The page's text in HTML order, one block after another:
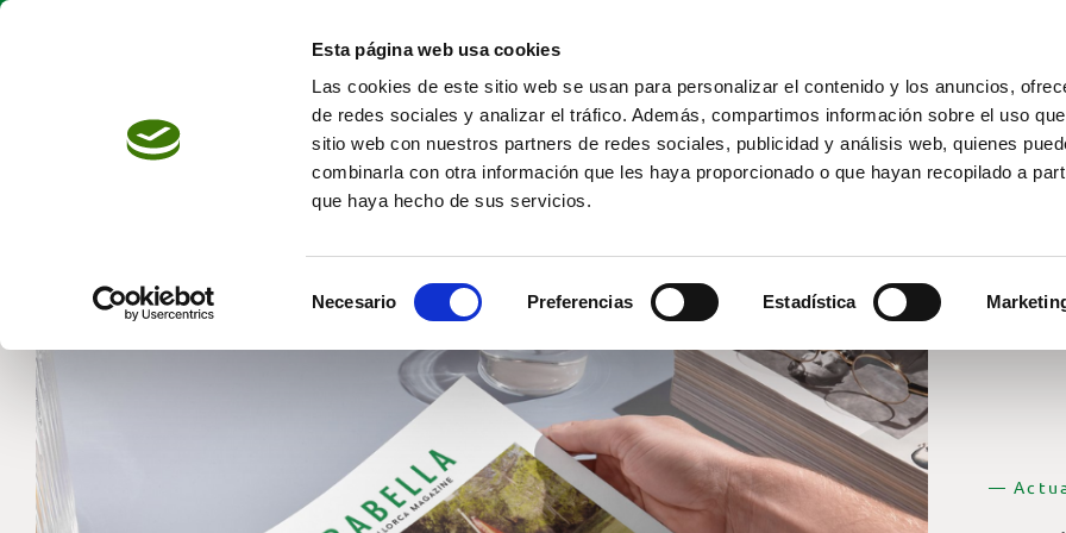
Esta página web usa cookies
Las cookies de este sitio web se usan para personalizar el contenido y los anuncios,
de redes sociales y analizar el tráfico. Además, compartimos información sobre el uso
sitio web con nuestros partners de redes sociales, publicidad y análisis web, quienes
combinarla con otra información que les haya proporcionado o que hayan recopilado a
que haya hecho de sus servicios.
Necesario Preferencias Estadística
Skip
—